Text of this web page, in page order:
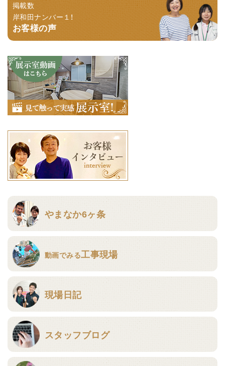
掲載数
岸和田ナンバー１！
お客様の声
やまなか6ヶ条
動画でみる工事現場
現場日記
スタッフブログ